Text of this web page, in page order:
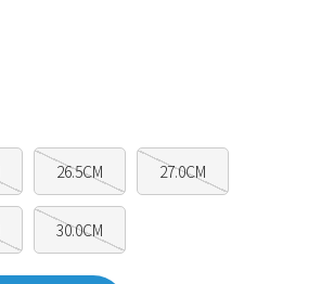
26.5CM 27.0CM
30.0CM